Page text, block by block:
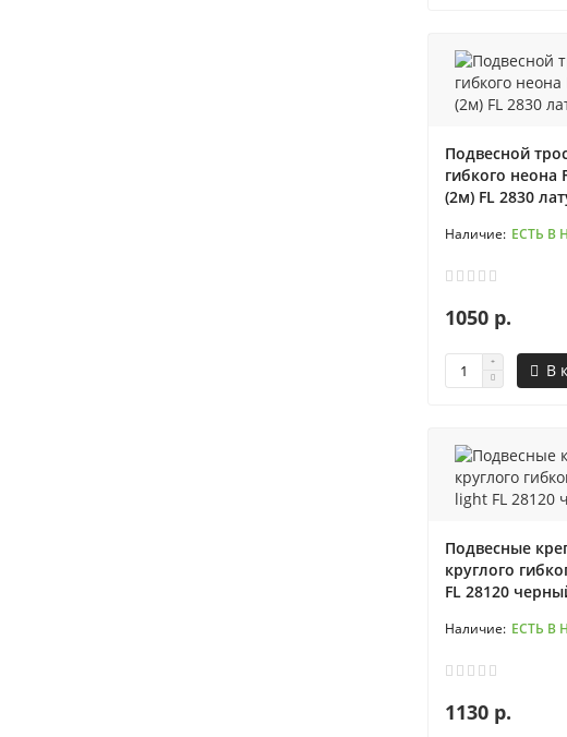
Подвесной
гибкого неона
(2м) FL 2830
ЕСТЬ В
1050 р.
В
Подвесные
круглого
FL 28120
ЕСТЬ В
1130 р.